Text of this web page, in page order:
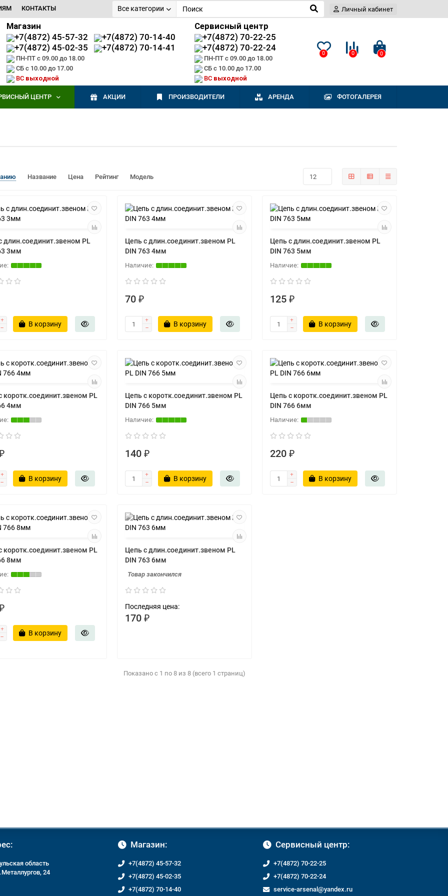
КОНТАКТЫ Все категории Личный кабинет
Магазин
+7(4872) 45-57-32
+7(4872) 70-14-40
+7(4872) 45-02-35
+7(4872) 70-14-41
ПН-ПТ с 09.00 до 18.00
СБ с 10.00 до 17.00
ВС выходной
Сервисный центр
+7(4872) 70-22-25
+7(4872) 70-22-24
ПН-ПТ с 09.00 до 18.00
СБ с 10.00 до 17.00
ВС выходной
0 0 0
ЦЕНТР АКЦИИ ПРОИЗВОДИТЕЛИ АРЕНДА ФОТОГАЛЕРЕЯ
Название Цена Рейтинг Модель
длин.соединит.звеном PL
3мм
В корзину
Цепь с длин.соединит.звеном PL
DIN 763 4мм
70 ₽
В корзину
Цепь с длин.соединит.звеном PL
DIN 763 5мм
125 ₽
В корзину
коротк.соединит.звеном PL
4мм
В корзину
Цепь с коротк.соединит.звеном PL
DIN 766 5мм
140 ₽
В корзину
Цепь с коротк.соединит.звеном PL
DIN 766 6мм
220 ₽
В корзину
коротк.соединит.звеном PL
8мм
В корзину
Цепь с длин.соединит.звеном PL
DIN 763 6мм
Товар закончился
Последняя цена:
170 ₽
Показано с 1 по 8 из 8 (всего 1 страниц)
область
24
Магазин:
+7(4872) 45-57-32
+7(4872) 45-02-35
+7(4872) 70-14-40
Сервисный центр:
+7(4872) 70-22-25
+7(4872) 70-22-24
service-arsenal@yandex.ru